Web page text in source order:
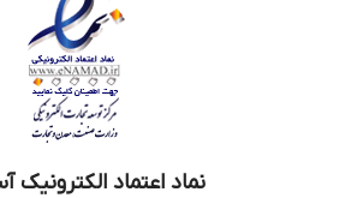
نماد اعتماد الکترونیک